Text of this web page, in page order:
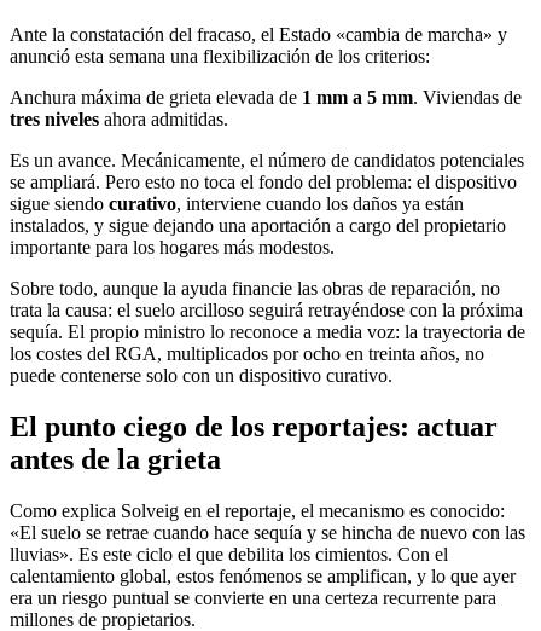
Ante la constatación del fracaso, el Estado «cambia de marcha» y
anunció esta semana una flexibilización de los criterios:
Anchura máxima de grieta elevada de 1 mm a 5 mm. Viviendas de
tres niveles ahora admitidas.
Es un avance. Mecánicamente, el número de candidatos potenciales
se ampliará. Pero esto no toca el fondo del problema: el dispositivo
sigue siendo curativo, interviene cuando los daños ya están
instalados, y sigue dejando una aportación a cargo del propietario
importante para los hogares más modestos.
Sobre todo, aunque la ayuda financie las obras de reparación, no
trata la causa: el suelo arcilloso seguirá retrayéndose con la próxima
sequía. El propio ministro lo reconoce a media voz: la trayectoria de
los costes del RGA, multiplicados por ocho en treinta años, no
puede contenerse solo con un dispositivo curativo.
El punto ciego de los reportajes: actuar
antes de la grieta
Como explica Solveig en el reportaje, el mecanismo es conocido:
«El suelo se retrae cuando hace sequía y se hincha de nuevo con las
lluvias». Es este ciclo el que debilita los cimientos. Con el
calentamiento global, estos fenómenos se amplifican, y lo que ayer
era un riesgo puntual se convierte en una certeza recurrente para
millones de propietarios.